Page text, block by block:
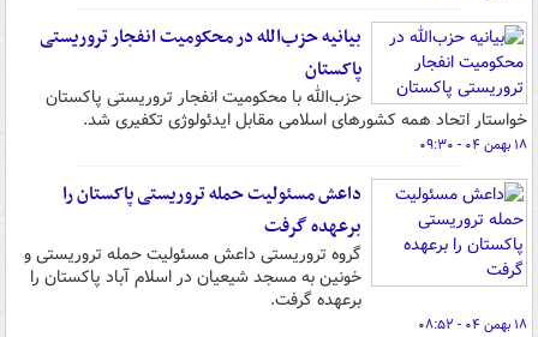
بیانیه حزب‌الله در محکومیت انفجار تروریستی
پاکستان
حزب‌الله با محکومیت انفجار تروریستی پاکستان
خواستار اتحاد همه کشورهای اسلامی مقابل ایدئولوژی تکفیری شد.
۱۸ بهمن ۰۴ - ۰۹:۳۰
داعش مسئولیت حمله تروریستی پاکستان را
برعهده گرفت
گروه تروریستی داعش مسئولیت حمله تروریستی و
خونین به مسجد شیعیان در اسلام آباد پاکستان را
برعهده گرفت.
۱۸ بهمن ۰۴ - ۰۸:۵۲